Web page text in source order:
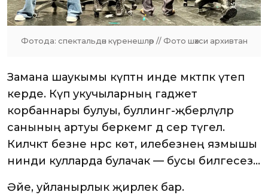
Фотода: спектальдән күренешләр // Фото шәхси архивтан
Замана шаукымы күптән инде мәктәпкә үтеп
керде. Күп укучыларның гаджет
корбаннары булуы, буллинг-җәберләүләр
санының артуы беркемгә дә сер түгел.
Киләчәктә безне нәрсә көтә, илебезнең язмышы
нинди кулларда булачак — бусы билгесез…
Әйе, уйланырлык җирлек бар.